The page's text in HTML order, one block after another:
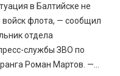
в Балтийске не
войск флота, — сообщил
отдела
службы ЗВО по
Роман Мартов. —...